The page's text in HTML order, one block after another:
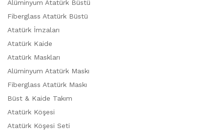
Alüminyum Atatürk Büstü
Fiberglass Atatürk Büstü
Atatürk İmzaları
Atatürk Kaide
Atatürk Maskları
Alüminyum Atatürk Maskı
Fiberglass Atatürk Maskı
Büst & Kaide Takım
Atatürk Köşesi
Atatürk Köşesi Seti